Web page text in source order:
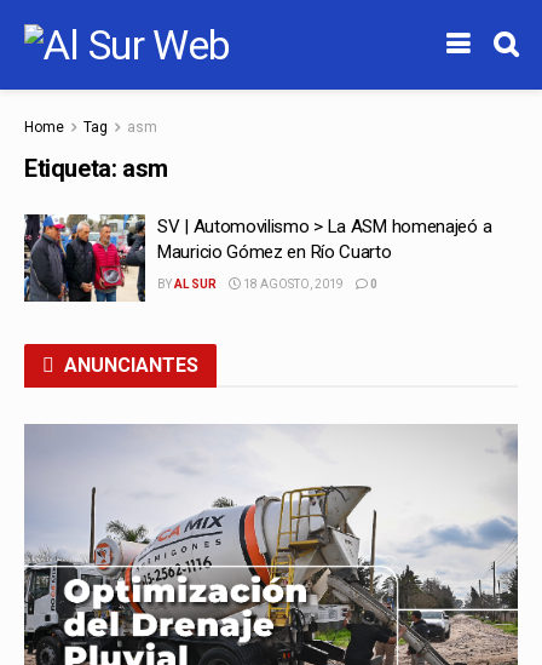
Home Tag asm
Etiqueta: asm
SV | Automovilismo > La ASM homenajeó a
Mauricio Gómez en Río Cuarto
BYAL SUR 18 AGOSTO, 2019 0
ANUNCIANTES